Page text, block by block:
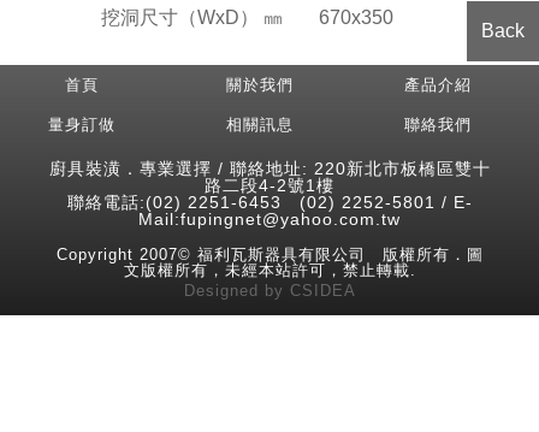
挖洞尺寸（WxD） ㎜
670x350
Back
首頁 關於我們 產品介紹
量身訂做 相關訊息 聯絡我們
廚具裝潢．專業選擇 / 聯絡地址: 220新北市板橋區雙十
路二段4-2號1樓
聯絡電話:(02) 2251-6453 (02) 2252-5801 / E-
Mail:fupingnet@yahoo.com.tw
Copyright 2007© 福利瓦斯器具有限公司 版權所有．圖
文版權所有，未經本站許可，禁止轉載.
Designed
by CSIDEA